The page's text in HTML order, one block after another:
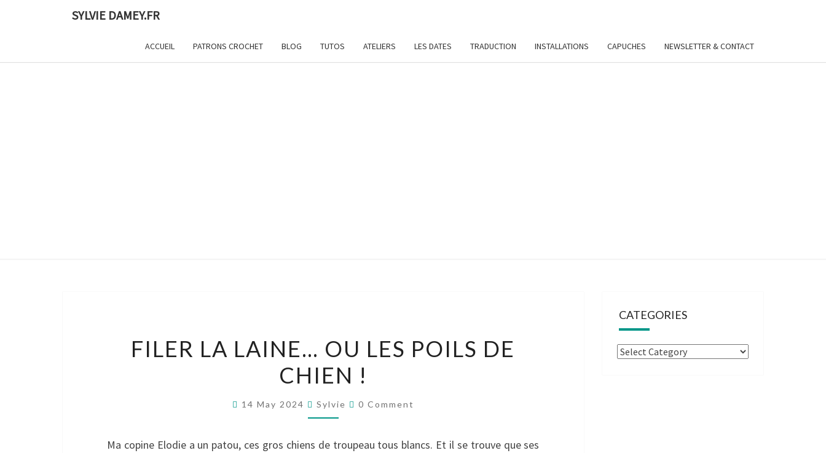
SYLVIE DAMEY.FR
ACCUEIL PATRONS CROCHET BLOG TUTOS ATELIERS LES DATES TRADUCTION INSTALLATIONS CAPUCHES NEWSLETTER & CONTACT
LA
LAINE…
OU
LES
DE
FILER LA LAINE… OU LES POILS DE
CHIEN !
14 May 2024 Sylvie Comments
0 Comment
Ma copine Elodie a un patou, ces gros chiens de troupeau tous blancs. Et il se trouve que ses
CATEGORIES
Categories